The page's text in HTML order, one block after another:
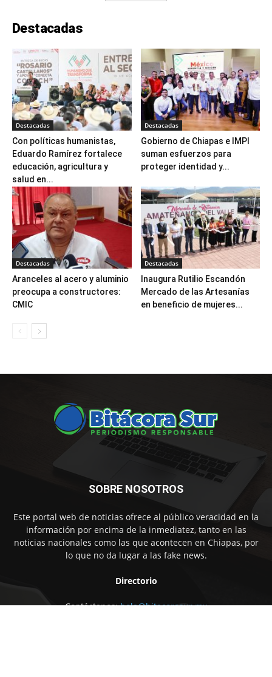
Destacadas
Destacadas
Con políticas humanistas,
Eduardo Ramírez fortalece
educación, agricultura y
salud en...
Destacadas
Gobierno de Chiapas e IMPI
suman esfuerzos para
proteger identidad y...
Destacadas
Aranceles al acero y aluminio
preocupa a constructores:
CMIC
Destacadas
Inaugura Rutilio Escandón
Mercado de las Artesanías
en beneficio de mujeres...
SOBRE NOSOTROS
Este portal web de noticias ofrece al público veracidad en la
información por encima de la inmediatez, tanto en las
noticias nacionales como las que acontecen en Chiapas, por
lo que no da lugar a las fake news.
Directorio
Contáctanos:hola@bitacorasur.mx